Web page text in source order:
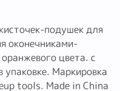
подушек для
оконечниками-
цвета. с
упаковке. Маркировка
tools. Made in China